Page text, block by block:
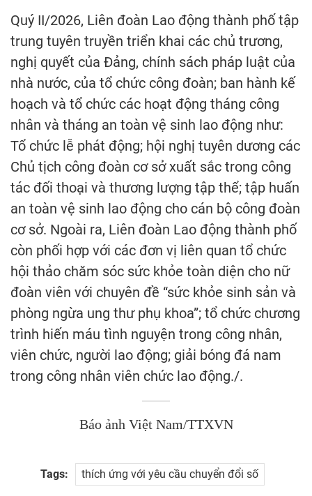
Quý II/2026, Liên đoàn Lao động thành phố tập
trung tuyên truyền triển khai các chủ trương,
nghị quyết của Đảng, chính sách pháp luật của
nhà nước, của tổ chức công đoàn; ban hành kế
hoạch và tổ chức các hoạt động tháng công
nhân và tháng an toàn vệ sinh lao động như:
Tổ chức lễ phát động; hội nghị tuyên dương các
Chủ tịch công đoàn cơ sở xuất sắc trong công
tác đối thoại và thương lượng tập thể; tập huấn
an toàn vệ sinh lao động cho cán bộ công đoàn
cơ sở. Ngoài ra, Liên đoàn Lao động thành phố
còn phối hợp với các đơn vị liên quan tổ chức
hội thảo chăm sóc sức khỏe toàn diện cho nữ
đoàn viên với chuyên đề “sức khỏe sinh sản và
phòng ngừa ung thư phụ khoa”; tổ chức chương
trình hiến máu tình nguyện trong công nhân,
viên chức, người lao động; giải bóng đá nam
trong công nhân viên chức lao động./.
Báo ảnh Việt Nam/TTXVN
Tags: thích ứng với yêu cầu chuyển đổi số